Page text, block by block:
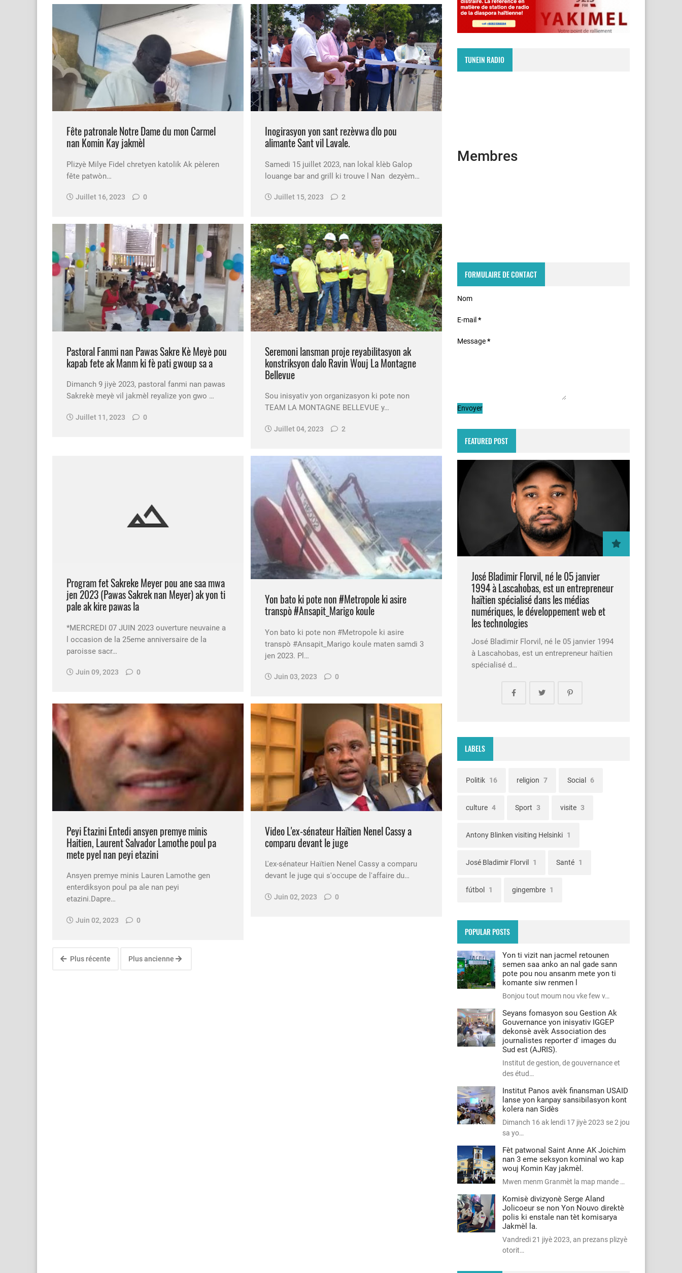
Fête patronale Notre Dame du mon Carmel
nan Komin Kay jakmèl
Plizyè Milye Fidel chretyen katolik Ak pèleren
fête patwòn…
Juillet 16, 2023 0
Inogirasyon yon sant rezèvwa dlo pou
alimante Sant vil Lavale.
Samedi 15 juillet 2023, nan lokal klèb Galop
louange bar and grill ki trouve l Nan dezyèm…
Juillet 15, 2023 2
Pastoral Fanmi nan Pawas Sakre Kè Meyè pou
kapab fete ak Manm ki fè pati gwoup sa a
Dimanch 9 jiyè 2023, pastoral fanmi nan pawas
Sakrekè meyè vil jakmèl reyalize yon gwo …
Juillet 11, 2023 0
Seremoni lansman proje reyabilitasyon ak
konstriksyon dalo Ravin Wouj La Montagne
Bellevue
Sou inisyativ yon organizasyon ki pote non
TEAM LA MONTAGNE BELLEVUE y…
Juillet 04, 2023 2
Program fet Sakreke Meyer pou ane saa mwa
jen 2023 (Pawas Sakrek nan Meyer) ak yon ti
pale ak kire pawas la
*MERCREDI 07 JUIN 2023 ouverture neuvaine a
l occasion de la 25eme anniversaire de la
paroisse sacr…
Juin 09, 2023 0
Yon bato ki pote non #Metropole ki asire
transpò #Ansapit_Marigo koule
Yon bato ki pote non #Metropole ki asire
transpò #Ansapit_Marigo koule maten samdi 3
jen 2023. Pl…
Juin 03, 2023 0
Peyi Etazini Entedi ansyen premye minis
Haitien, Laurent Salvador Lamothe poul pa
mete pyel nan peyi etazini
Ansyen premye minis Lauren Lamothe gen
enterdiksyon poul pa ale nan peyi
etazini.Dapre…
Juin 02, 2023 0
Video L'ex-sénateur Haïtien Nenel Cassy a
comparu devant le juge
L'ex-sénateur Haïtien Nenel Cassy a comparu
devant le juge qui s'occupe de l'affaire du…
Juin 02, 2023 0
Plus récente Plus ancienne
TUNEIN RADIO
Membres
FORMULAIRE DE CONTACT
Nom
E-mail *
Message*
FEATURED POST
José Bladimir Florvil, né le 05 janvier
1994 à Lascahobas, est un entrepreneur
haïtien spécialisé dans les médias
numériques, le développement web et
les technologies
José Bladimir Florvil, né le 05 janvier 1994
à Lascahobas, est un entrepreneur haïtien
spécialisé d…
LABELS
Politik 16 religion 7 Social 6
culture 4 Sport 3 visite 3
Antony Blinken visiting Helsinki 1
José Bladimir Florvil 1 Santé 1
fútbol 1 gingembre 1
POPULAR POSTS
Yon ti vizit nan jacmel retounen
semen saa anko an nal gade sann
pote pou nou ansanm mete yon ti
komante siw renmen l
Bonjou tout moum nou vke few v…
Seyans fomasyon sou Gestion Ak
Gouvernance yon inisyativ IGGEP
dekonsè avèk Association des
journalistes reporter d' images du
Sud est (AJRIS).
Institut de gestion, de gouvernance et
des étud…
Institut Panos avèk finansman USAID
lanse yon kanpay sansibilasyon kont
kolera nan Sidès
Dimanch 16 ak lendi 17 jiyè 2023 se 2 jou
sa yo…
Fèt patwonal Saint Anne AK Joichim
nan 3 eme seksyon kominal wo kap
wouj Komin Kay jakmèl.
Mwen menm Granmèt la map mande …
Komisè divizyonè Serge Aland
Jolicoeur se non Yon Nouvo direktè
polis ki enstale nan tèt komisarya
Jakmèl la.
Vandredi 21 jiyè 2023, an prezans plizyè
otorit…